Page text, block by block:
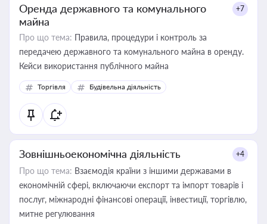
Оренда державного та комунального
майна
+7
Про що тема: Правила, процедури і контроль за
передачею державного та комунального майна в оренду.
Кейси використання публічного майна
Торгівля Будівельна діяльність
Зовнішньоекономічна діяльність +4
Про що тема: Взаємодія країни з іншими державами в
економічній сфері, включаючи експорт та імпорт товарів і
послуг, міжнародні фінансові операції, інвестиції, торгівлю,
митне регулювання